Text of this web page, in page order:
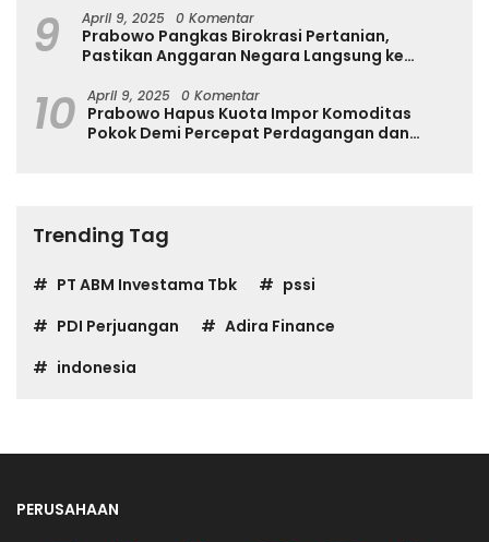
9 April 9, 2025 0 Komentar
Prabowo Pangkas Birokrasi Pertanian,
Pastikan Anggaran Negara Langsung ke
10 April 9, 2025 0 Komentar
Prabowo Hapus Kuota Impor Komoditas
Pokok Demi Percepat Perdagangan dan
Trending Tag
PT ABM Investama Tbk
pssi
PDI Perjuangan
Adira Finance
indonesia
PERUSAHAAN